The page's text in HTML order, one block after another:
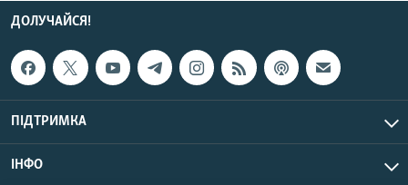
ДОЛУЧАЙСЯ!
ПІДТРИМКА
ІНФО